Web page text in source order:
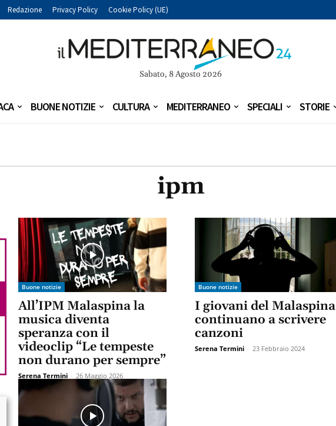
Redazione Privacy Policy Cookie Policy (UE)
Sabato, 8 Agosto 2026
BUONE NOTIZIE CULTURA MEDITERRANEO SPECIALI STORIE
ipm
Buone notizie
All’IPM Malaspina la
musica diventa
speranza con il
videoclip “Le tempeste
non durano per sempre”
Serena Termini - 26 Maggio 2026
Buone notizie
I giovani del Malaspina
continuano a scrivere
canzoni
Serena Termini - 23 Febbraio 2024